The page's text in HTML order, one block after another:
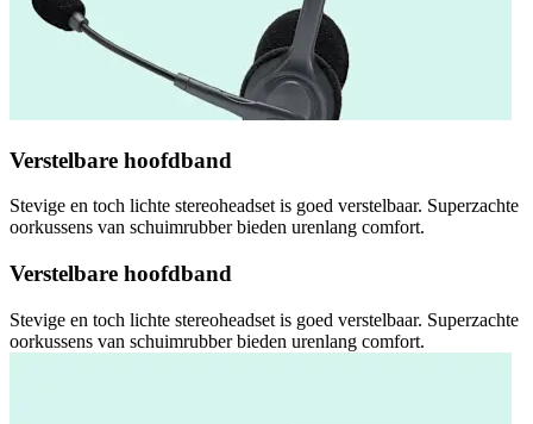
Verstelbare hoofdband
Stevige en toch lichte stereoheadset is goed verstelbaar. Superzachte
oorkussens van schuimrubber bieden urenlang comfort.
Verstelbare hoofdband
Stevige en toch lichte stereoheadset is goed verstelbaar. Superzachte
oorkussens van schuimrubber bieden urenlang comfort.